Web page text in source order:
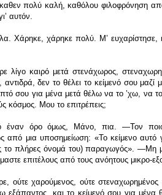
πολύ καλή, καθόλου φιλοφρόνηση
αυτόν.
Χάρηκε, χάρηκε πολύ. Μ’
λίγο καιρό μετά στενάχωρος,
αντιδρά, δεν το θέλει το κείμενό σου
σου για μένα μετά θέλω να το ’χω, να
κόσμος. Μου το επιτρέπεις;
όρο όμως, Μάνο, πια. ―Τον
από μια υποσημείωση: «Το κείμενο
το πλήρες όνομά του) παραγωγός». ―Μη
επιτέλους από τους ανόητους μικρο-
ούτε χαρούμενος, ούτε
εξάπαντος, και το κείμενό σου για